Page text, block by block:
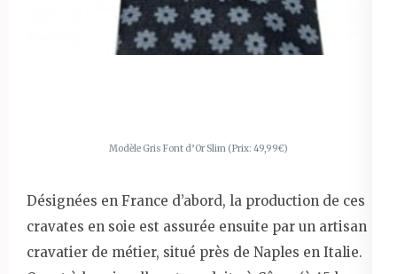
Modèle Gris Font d’Or Slim (Prix: 49,99€)
Désignées en France d’abord, la production de ces
cravates en soie est assurée ensuite par un artisan
cravatier de métier, situé près de Naples en Italie.